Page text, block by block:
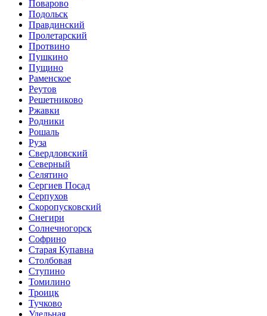
Поварово
Подольск
Правдинский
Пролетарский
Протвино
Пушкино
Пущино
Раменское
Реутов
Решетниково
Ржавки
Родники
Рошаль
Руза
Свердловский
Северный
Селятино
Сергиев Посад
Серпухов
Скоропусковский
Снегири
Солнечногорск
Софрино
Старая Купавна
Столбовая
Ступино
Томилино
Троицк
Тучково
Удельная